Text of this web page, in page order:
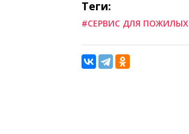
Теги:
#СЕРВИС ДЛЯ ПОЖИЛЫХ